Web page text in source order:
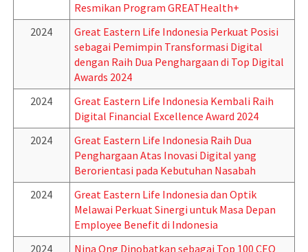
Resmikan Program GREATHealth+
2024
Great Eastern Life Indonesia Perkuat Posisi
sebagai Pemimpin Transformasi Digital
dengan Raih Dua Penghargaan di Top Digital
Awards 2024
2024
Great Eastern Life Indonesia Kembali Raih
Digital Financial Excellence Award 2024
2024
Great Eastern Life Indonesia Raih Dua
Penghargaan Atas Inovasi Digital yang
Berorientasi pada Kebutuhan Nasabah
2024
Great Eastern Life Indonesia dan Optik
Melawai Perkuat Sinergi untuk Masa Depan
Employee Benefit di Indonesia
2024
Nina Ong Dinobatkan sebagai Top 100 CEO